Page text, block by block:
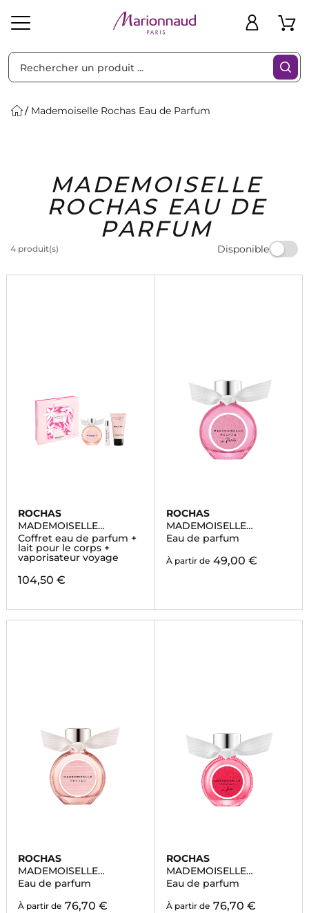
Solaire Homme Marques Idées
Cadeaux
Bons
Plans
Mademoiselle Rochas Eau de Parfum
MADEMOISELLE
ROCHAS EAU DE
PARFUM
4 produit(s) Disponible
Filtres
ROCHAS
MADEMOISELLE
ROCHAS
Coffret eau de parfum +
lait pour le corps +
vaporisateur voyage
104,50 €
ROCHAS
MADEMOISELLE
ROCHAS IN PARIS
Eau de parfum
À partir de 49,00 €
ROCHAS
MADEMOISELLE
ROCHAS
Eau de parfum
À partir de 76,70 €
ROCHAS
MADEMOISELLE
ROCHAS IN LOVE
Eau de parfum
À partir de 76,70 €